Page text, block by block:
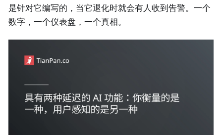
是针对它编写的，当它退化时就会有人收到告警。一个
数字，一个仪表盘，一个真相。